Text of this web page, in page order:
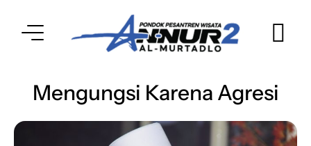
Mengungsi Karena Agresi